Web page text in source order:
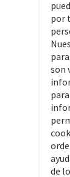
por
son
de